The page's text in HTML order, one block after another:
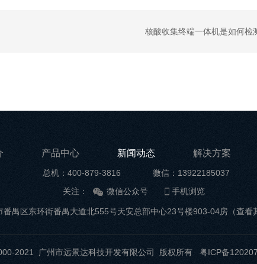
核酸收集终端一体机是如何检
产品中心 新闻动态 解决方案
总机：400-879-3816
微信：13922185037
关注：
微信公众号 手机浏览
番禺区东环街番禺大道北555号天安总部中心23号楼903-04房（查看
2021 广州市远景达科技开发有限公司 版权所有 粤ICP备